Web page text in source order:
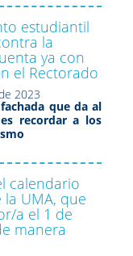
estudiantil
la
ya con
el Rectorado
2023
que da al
recordar a los
calendario
UMA, que
a el 1 de
manera